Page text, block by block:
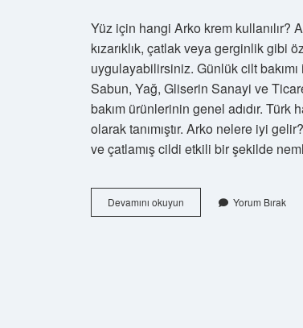
Yüz için hangi Arko krem kullanılır?
kızarıklık, çatlak veya gerginlik gibi
uygulayabilirsiniz. Günlük cilt
Sabun, Yağ, Gliserin Sanayi ve
bakım ürünlerinin genel adıdır. Türk
olarak tanımıştır. Arko nelere iyi
ve çatlamış cildi etkili bir şekilde
Devamını okuyun
Iyi
Yorum Bırak